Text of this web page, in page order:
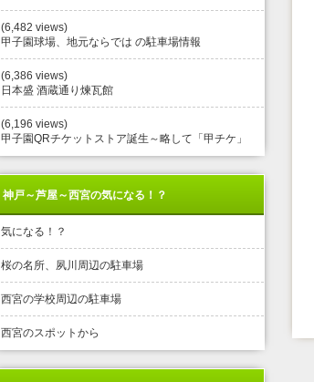
(6,482 views)
甲子園球場、地元ならでは の駐車場情報
(6,386 views)
日本盛 酒蔵通り煉瓦館
(6,196 views)
甲子園QRチケットストア誕生～略して「甲チケ」
神戸～芦屋～西宮の気になる！？
気になる！？
桜の名所、夙川周辺の駐車場
西宮の学校周辺の駐車場
西宮のスポットから